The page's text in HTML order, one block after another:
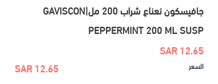
جافيسكون نعناع شراب 200 مل|GAVISCON
PEPPERMINT 200 ML SUSP
12.65 SAR
السعر 12.65 SAR